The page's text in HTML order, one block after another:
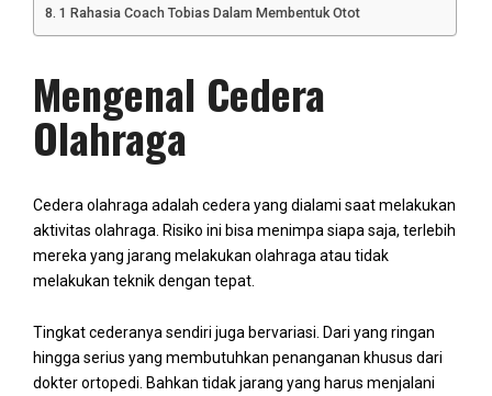
1 Rahasia Coach Tobias Dalam Membentuk Otot
Mengenal Cedera
Olahraga
Cedera olahraga adalah cedera yang dialami saat melakukan
aktivitas olahraga. Risiko ini bisa menimpa siapa saja, terlebih
mereka yang jarang melakukan olahraga atau tidak
melakukan teknik dengan tepat.
Tingkat cederanya sendiri juga bervariasi. Dari yang ringan
hingga serius yang membutuhkan penanganan khusus dari
dokter ortopedi. Bahkan tidak jarang yang harus menjalani